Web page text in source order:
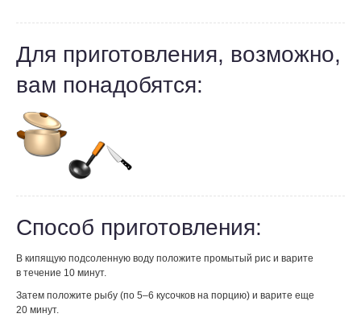
Для приготовления, возможно,
вам понадобятся:
Способ приготовления:
В кипящую подсоленную воду положите промытый рис и варите
в течение 10 минут.
Затем положите рыбу (по 5–6 кусочков на порцию) и варите еще
20 минут.